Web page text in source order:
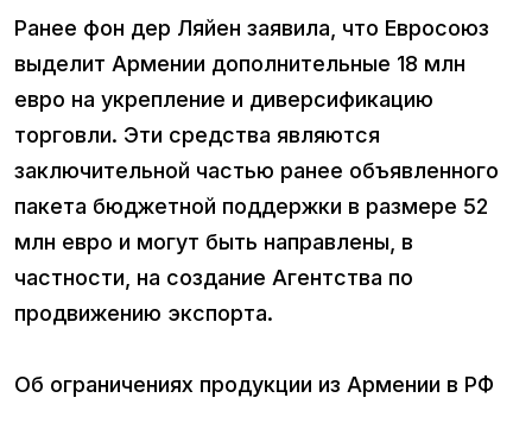
Ранее фон дер Ляйен заявила, что Евросоюз
выделит Армении дополнительные 18 млн
евро на укрепление и диверсификацию
торговли. Эти средства являются
заключительной частью ранее объявленного
пакета бюджетной поддержки в размере 52
млн евро и могут быть направлены, в
частности, на создание Агентства по
продвижению экспорта.
Об ограничениях продукции из Армении в РФ